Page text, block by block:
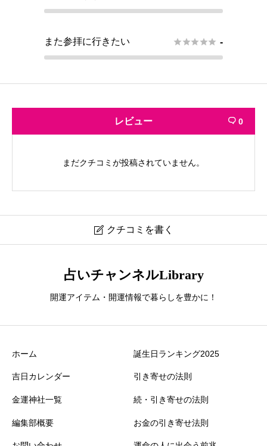
また参拝に行きたい  -
レビュー  0
まだクチコミが投稿されていません。
 クチコミを書く
ニックネーム 必須
星の数をお選びください   
占いチャンネルLibrary
開運アイテム・開運情報で暮らしを豊かに！
ホーム
吉日カレンダー
金運神社一覧
編集部概要
誕生日ランキング2025
引き寄せの法則
続・引き寄せの法則
お金の引き寄せ法則